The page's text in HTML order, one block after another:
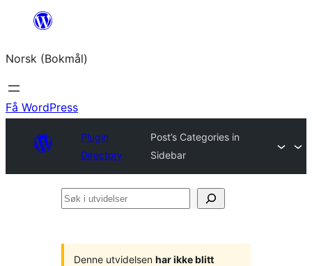
Hopp
innhold
Norsk (Bokmål)
Få WordPress
Plugin
Directory
Post’s Categories in
Sidebar
Søk
Denne utvidelsen har ikke blitt